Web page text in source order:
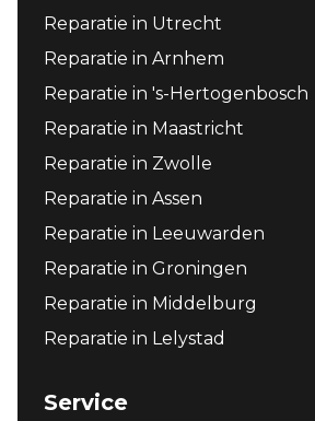
Reparatie in Utrecht
Reparatie in Arnhem
Reparatie in 's-Hertogenbosch
Reparatie in Maastricht
Reparatie in Zwolle
Reparatie in Assen
Reparatie in Leeuwarden
Reparatie in Groningen
Reparatie in Middelburg
Reparatie in Lelystad
Service